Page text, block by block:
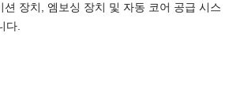
션 장치, 엠보싱 장치 및 자동 코어 공급 시스
다.